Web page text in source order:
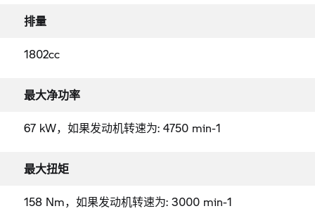
排量
1802cc
最大净功率
67 kW，如果发动机转速为: 4750 min-1
最大扭矩
158 Nm，如果发动机转速为: 3000 min-1